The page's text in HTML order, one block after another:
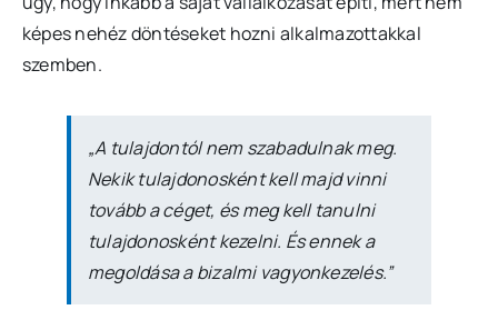
képes nehéz döntéseket hozni alkalmazottakkal
szemben.
„A tulajdontól nem szabadulnak meg.
Nekik tulajdonosként kell majd vinni
tovább a céget, és meg kell tanulni
tulajdonosként kezelni. És ennek a
megoldása a bizalmi vagyonkezelés.”